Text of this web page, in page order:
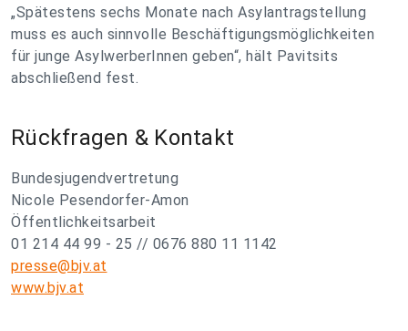
„Spätestens sechs Monate nach Asylantragstellung
muss es auch sinnvolle Beschäftigungsmöglichkeiten
für junge AsylwerberInnen geben“, hält Pavitsits
abschließend fest.
Rückfragen & Kontakt
Bundesjugendvertretung
Nicole Pesendorfer-Amon
Öffentlichkeitsarbeit
01 214 44 99 - 25 // 0676 880 11 1142
presse@bjv.at
www.bjv.at